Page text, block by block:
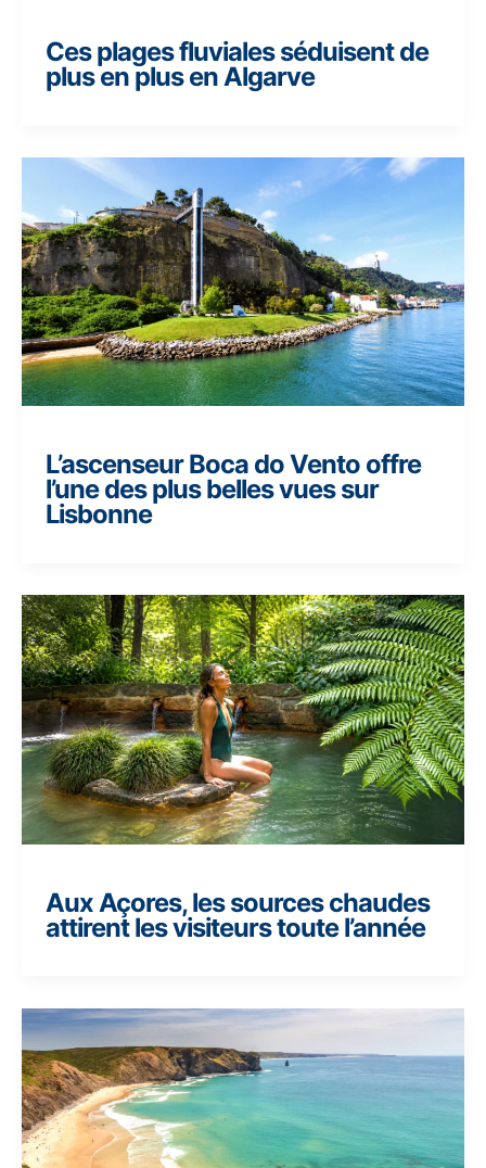
Ces plages fluviales séduisent de
plus en plus en Algarve
L’ascenseur Boca do Vento offre
l’une des plus belles vues sur
Lisbonne
Aux Açores, les sources chaudes
attirent les visiteurs toute l’année